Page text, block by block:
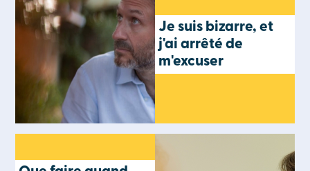
Je suis bizarre, et
j'ai arrêté de
m'excuser